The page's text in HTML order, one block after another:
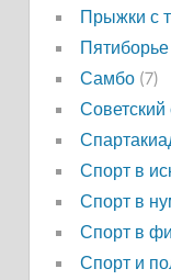
Прыжки с
Пятиборье
Самбо(7)
Советский
Спорт в
Спорт в
Спорт в
Спорт и